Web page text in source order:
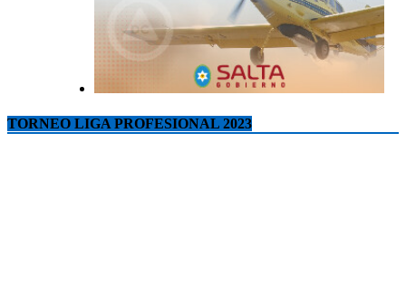
TORNEO LIGA PROFESIONAL 2023